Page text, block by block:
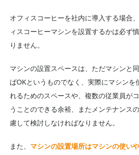
オフィスコーヒーを社内に導入する場合
ィスコーヒーマシンを設置するかは必ず
りません。
マシンの設置スペースは、ただマシンと
ばOKというものでなく、実際にマシンを
れるためのスペースや、複数の従業員が
うことのできる余裕、またメンテナンス
慮して検討しなければなりません。
また、 マシンの設置場所はマシンの使い